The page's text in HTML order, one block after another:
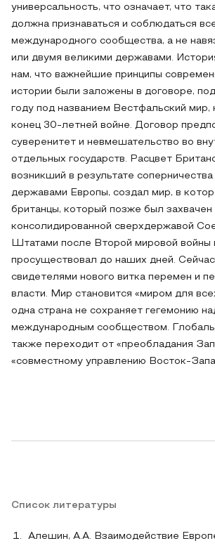
универсальность, что означает, что
должна признаваться и соблюдаться
международного сообщества, а не
или двумя великими державами.
нам, что важнейшие принципы
истории были заложены в договоре,
году под названием Вестфальский
конец 30-летней войне. Договор
суверенитет и невмешательство во
отдельных государств. Расцвет
возникший в результате
державами Европы, создал мир, в
британцы, который позже был захвачен
консолидированной сверхдержавой
Штатами после Второй мировой войны
просуществовал до наших дней.
свидетелями нового витка перемен и
власти. Мир становится «миром для
одна страна не сохраняет гегемонию
международным сообществом.
также переходит от «преобладания
«совместному управлению Восток-
Список литературы
Алешин, А.А. Взаимодействие